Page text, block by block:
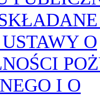
O
I O